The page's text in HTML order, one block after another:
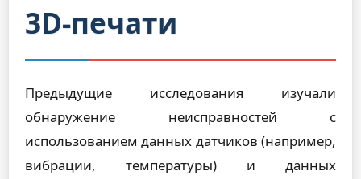
3D-печати
Предыдущие исследования изучали
обнаружение неисправностей с
использованием данных датчиков (например,
вибрации, температуры) и данных